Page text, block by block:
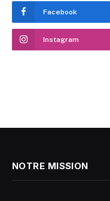
Facebook
Instagram
NOTRE MISSION